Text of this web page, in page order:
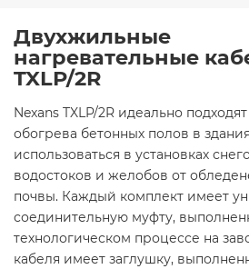
Двухжильные
нагревательные
TXLP/2R
Nexans TXLP/2R идеально
обогрева бетонных полов в
использоваться в установках
водостоков и желобов от
почвы. Каждый комплект имеет
соединительную муфту,
технологическом процессе на
кабеля имеет заглушку,